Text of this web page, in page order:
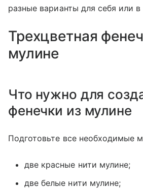
разные варианты для себя или
Трехцветная
мулине
Что нужно для
фенечки из мулине
Подготовьте все необходимые
две красные нити мулине;
две белые нити мулине;